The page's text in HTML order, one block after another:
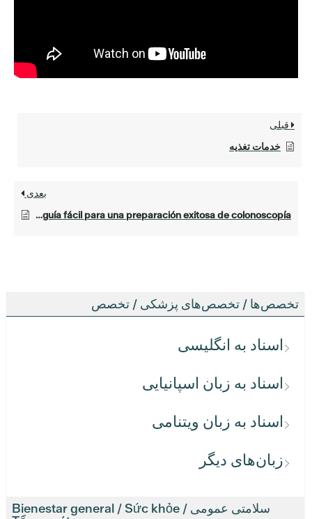
تخصص‌ها / تخصص‌های پزشکی / تخصص
اسناد به انگلیسی
اسناد به زبان اسپانیایی
اسناد به زبان ویتنامی
زبان‌های دیگر
سلامتی عمومی / Bienestar general / Sức khỏe
قبلی
خدمات تغذیه
بعدی
Tu guía fácil para una preparación exitosa de colonoscopía